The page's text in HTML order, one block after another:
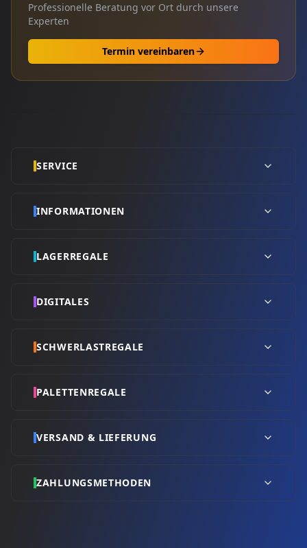
Professionelle Beratung vor Ort durch unsere
Experten
Termin vereinbaren
SERVICE
INFORMATIONEN
LAGERREGALE
DIGITALES
SCHWERLASTREGALE
PALETTENREGALE
VERSAND & LIEFERUNG
ZAHLUNGSMETHODEN